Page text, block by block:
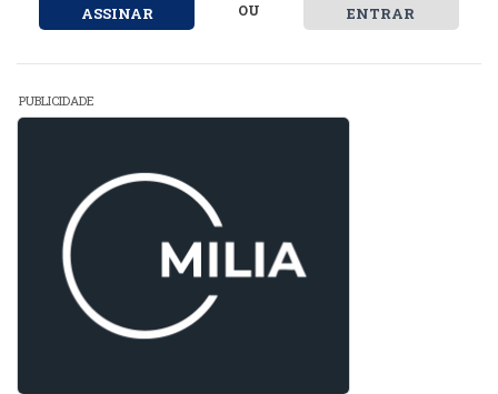
ASSINAR OU ENTRAR
PUBLICIDADE